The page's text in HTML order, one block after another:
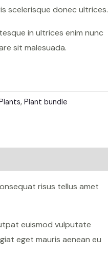
scelerisque donec ultrices.
in ultrices enim nunc
sit malesuada.
, Plant bundle
risus tellus amet
euismod vulputate
eget mauris aenean eu